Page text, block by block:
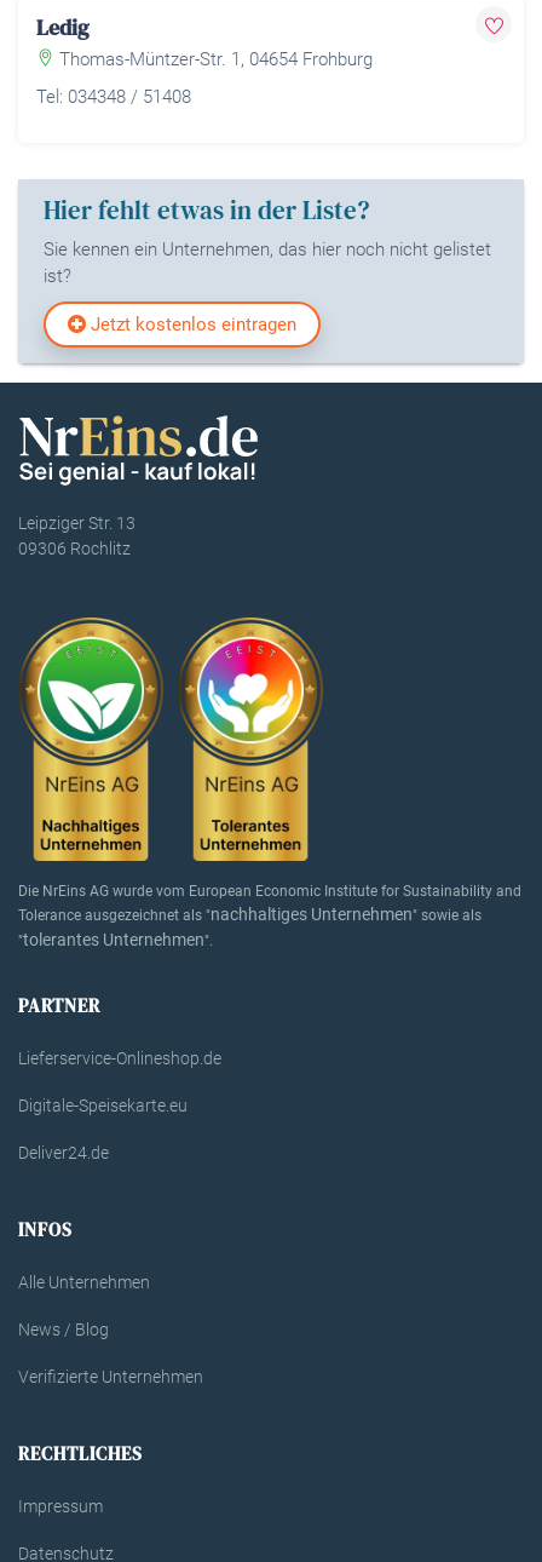
Ledig
Thomas-Müntzer-Str. 1, 04654 Frohburg
Tel: 034348 / 51408
Hier fehlt etwas in der Liste?
Sie kennen ein Unternehmen, das hier noch nicht gelistet
ist?
Jetzt kostenlos eintragen
Leipziger Str. 13
09306 Rochlitz
Die NrEins AG wurde vom European Economic Institute for Sustainability and
Tolerance ausgezeichnet als "nachhaltiges Unternehmen" sowie als
"tolerantes Unternehmen".
PARTNER
Lieferservice-Onlineshop.de
Digitale-Speisekarte.eu
Deliver24.de
INFOS
Alle Unternehmen
News / Blog
Verifizierte Unternehmen
RECHTLICHES
Impressum
Datenschutz